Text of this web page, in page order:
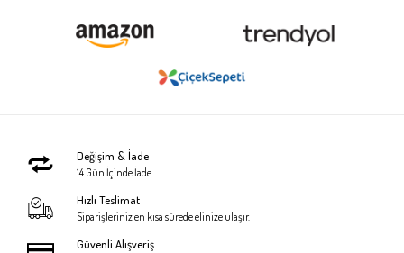
Değişim & İade
14 Gün İçinde İade
Hızlı Teslimat
Siparişleriniz en kısa sürede elinize ulaşır.
Güvenli Alışveriş